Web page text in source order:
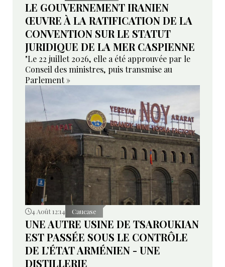
LE GOUVERNEMENT IRANIEN
ŒUVRE À LA RATIFICATION DE LA
CONVENTION SUR LE STATUT
JURIDIQUE DE LA MER CASPIENNE
"Le 22 juillet 2026, elle a été approuvée par le
Conseil des ministres, puis transmise au
Parlement »
4 Août 12:14 Caucase
UNE AUTRE USINE DE TSAROUKIAN
EST PASSÉE SOUS LE CONTRÔLE
DE L’ÉTAT ARMÉNIEN - UNE
DISTILLERIE